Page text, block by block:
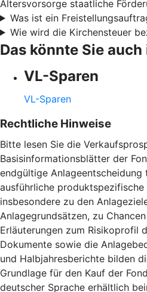
Altersvorsorge staatliche
Was ist ein
Wie wird die Kirchensteuer
Das könnte Sie
VL-Sparen
VL-Sparen
Rechtliche Hinweise
Bitte lesen Sie die
Basisinformationsblätter der
endgültige
ausführliche produktspezifische
insbesondere zu den
Anlagegrundsätzen, zu
Erläuterungen zum Risikoprofil
Dokumente sowie die
und Halbjahresberichte bilden
Grundlage für den Kauf der
deutscher Sprache erhältlich